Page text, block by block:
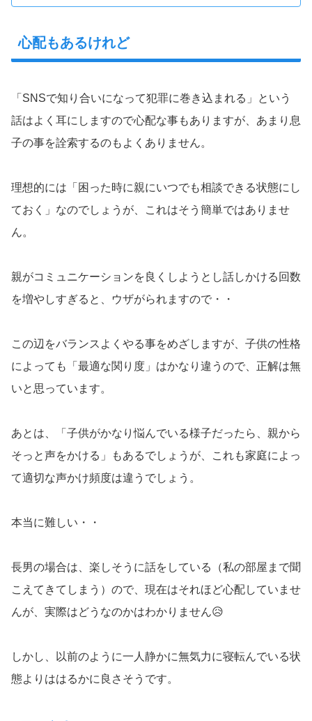
心配もあるけれど
「SNSで知り合いになって犯罪に巻き込まれる」という
話はよく耳にしますので心配な事もありますが、あまり息
子の事を詮索するのもよくありません。
理想的には「困った時に親にいつでも相談できる状態にし
ておく」なのでしょうが、これはそう簡単ではありませ
ん。
親がコミュニケーションを良くしようとし話しかける回数
を増やしすぎると、ウザがられますので・・
この辺をバランスよくやる事をめざしますが、子供の性格
によっても「最適な関り度」はかなり違うので、正解は無
いと思っています。
あとは、「子供がかなり悩んでいる様子だったら、親から
そっと声をかける」もあるでしょうが、これも家庭によっ
て適切な声かけ頻度は違うでしょう。
本当に難しい・・
長男の場合は、楽しそうに話をしている（私の部屋まで聞
こえてきてしまう）ので、現在はそれほど心配していませ
んが、実際はどうなのかはわかりません😥
しかし、以前のように一人静かに無気力に寝転んでいる状
態よりははるかに良さそうです。